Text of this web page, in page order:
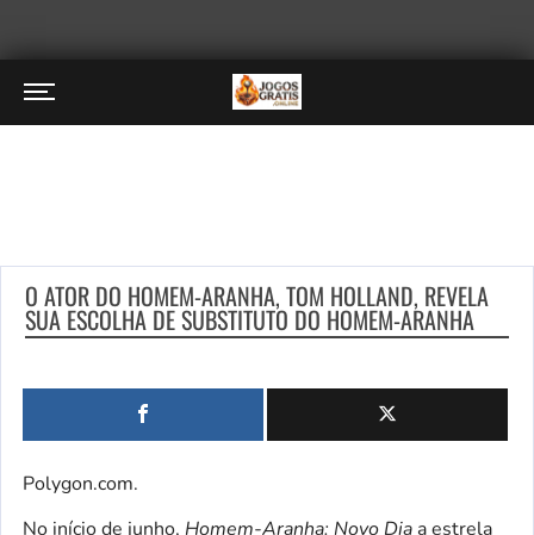
O ATOR DO HOMEM-ARANHA, TOM HOLLAND, REVELA
SUA ESCOLHA DE SUBSTITUTO DO HOMEM-ARANHA
Polygon.com.
No início de junho, Homem-Aranha: Novo Dia a estrela